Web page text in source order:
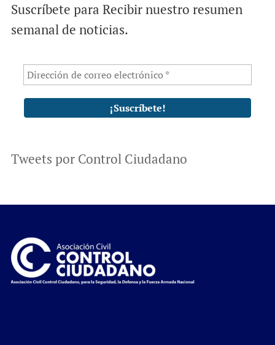
Suscríbete para Recibir nuestro resumen
semanal de noticias.
Tweets por Control Ciudadano